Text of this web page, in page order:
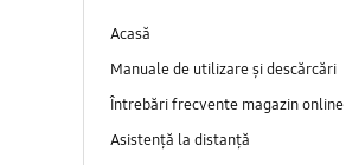
Acasă
Manuale de utilizare și descărcări
Întrebări frecvente magazin online
Asistență la distanță